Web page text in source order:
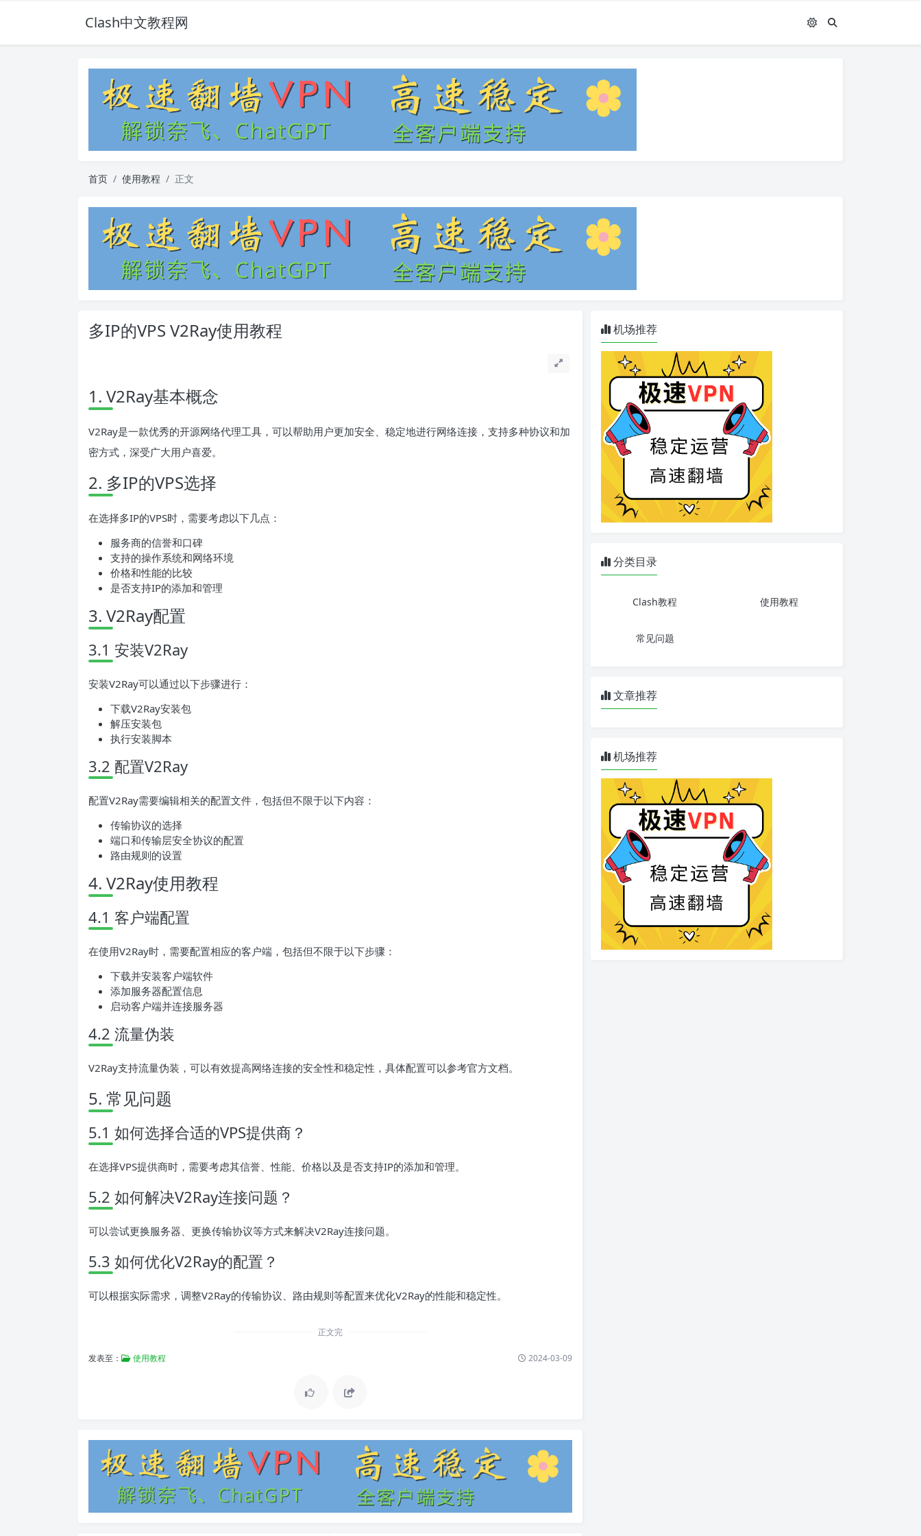
Clash中文教程网
首页 使用教程 正文
多IP的VPS V2Ray使用教程
1. V2Ray基本概念
V2Ray是一款优秀的开源网络代理工具，可以帮助用户更加安全、稳定地进行网络连接，支持多种协议和加
密方式，深受广大用户喜爱。
2. 多IP的VPS选择
在选择多IP的VPS时，需要考虑以下几点：
服务商的信誉和口碑
支持的操作系统和网络环境
价格和性能的比较
是否支持IP的添加和管理
3. V2Ray配置
3.1 安装V2Ray
安装V2Ray可以通过以下步骤进行：
下载V2Ray安装包
解压安装包
执行安装脚本
3.2 配置V2Ray
配置V2Ray需要编辑相关的配置文件，包括但不限于以下内容：
传输协议的选择
端口和传输层安全协议的配置
路由规则的设置
4. V2Ray使用教程
4.1 客户端配置
在使用V2Ray时，需要配置相应的客户端，包括但不限于以下步骤：
下载并安装客户端软件
添加服务器配置信息
启动客户端并连接服务器
4.2 流量伪装
V2Ray支持流量伪装，可以有效提高网络连接的安全性和稳定性，具体配置可以参考官方文档。
5. 常见问题
5.1 如何选择合适的VPS提供商？
在选择VPS提供商时，需要考虑其信誉、性能、价格以及是否支持IP的添加和管理。
5.2 如何解决V2Ray连接问题？
可以尝试更换服务器、更换传输协议等方式来解决V2Ray连接问题。
5.3 如何优化V2Ray的配置？
可以根据实际需求，调整V2Ray的传输协议、路由规则等配置来优化V2Ray的性能和稳定性。
正文完
发表至： 使用教程 2024-03-09
机场推荐
分类目录
Clash教程 使用教程
常见问题
文章推荐
机场推荐